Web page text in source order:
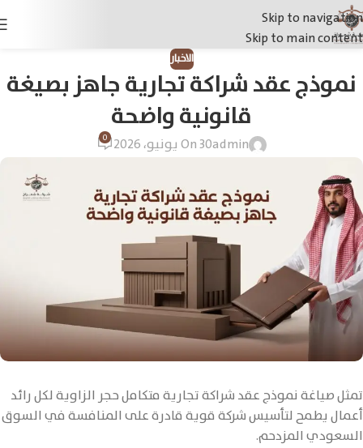
Skip to navigation
Skip to main content
الاخبار
نموذج عقد شراكة تجارية جاهز بصيغة
قانونية واضحة
adminOn 30 يونيو، 2026 0
تمثل صياغة نموذج عقد شراكة تجارية متكامل حجر الزاوية لكل رائد
أعمال يطمح لتأسيس شركة قوية قادرة على المنافسة في السوق
السعودي المزدحم.